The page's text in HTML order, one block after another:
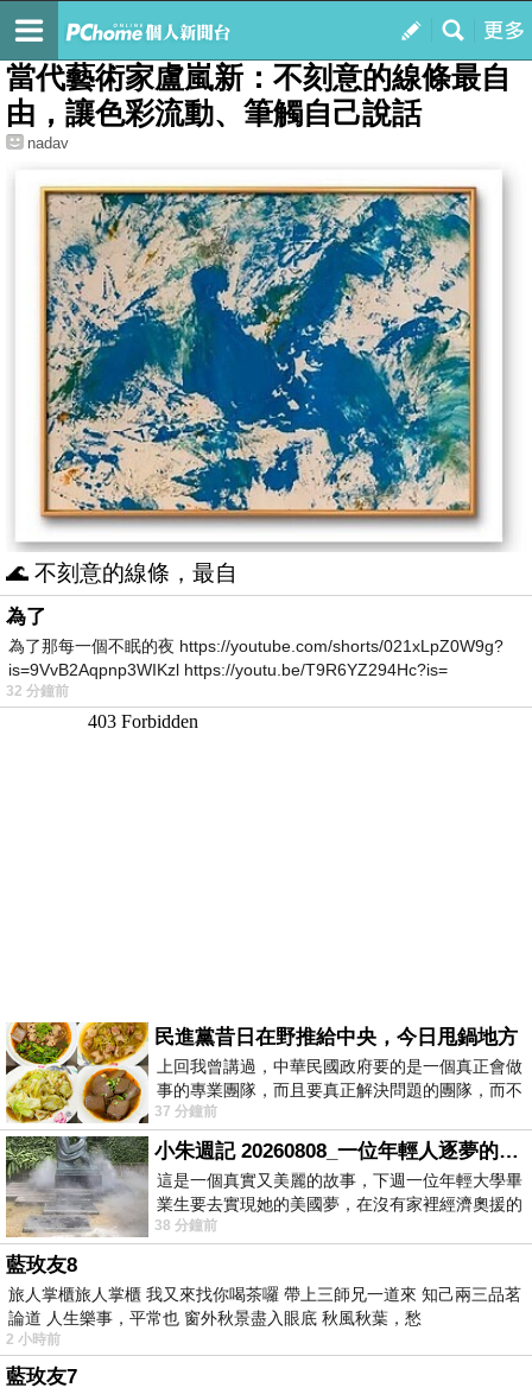
我的
最新文章
當代藝術家盧嵐新：不刻意的線條最自
由，讓色彩流動、筆觸自己說話
nadav
🌊 不刻意的線條，最自
為了
為了那每一個不眠的夜 https://youtube.com/shorts/021xLpZ0W9g?
is=9VvB2Aqpnp3WIKzl https://youtu.be/T9R6YZ294Hc?is=
32 分鐘前
民進黨昔日在野推給中央，今日甩鍋地方
上回我曾講過，中華民國政府要的是一個真正會做
事的專業團隊，而且要真正解決問題的團隊，而不
是只會到處甩鍋的雙標團隊，最近民進黨
37 分鐘前
小朱週記 20260808_一位年輕人逐夢的真實故事
這是一個真實又美麗的故事，下週一位年輕大學畢
業生要去實現她的美國夢，在沒有家裡經濟奧援的
情況下，靠著自我努力工作累積出國基
38 分鐘前
藍玫友8
旅人掌櫃旅人掌櫃 我又來找你喝茶囉 帶上三師兄一道來 知己兩三品茗
論道 人生樂事，平常也 窗外秋景盡入眼底 秋風秋葉，愁
2 小時前
藍玫友7